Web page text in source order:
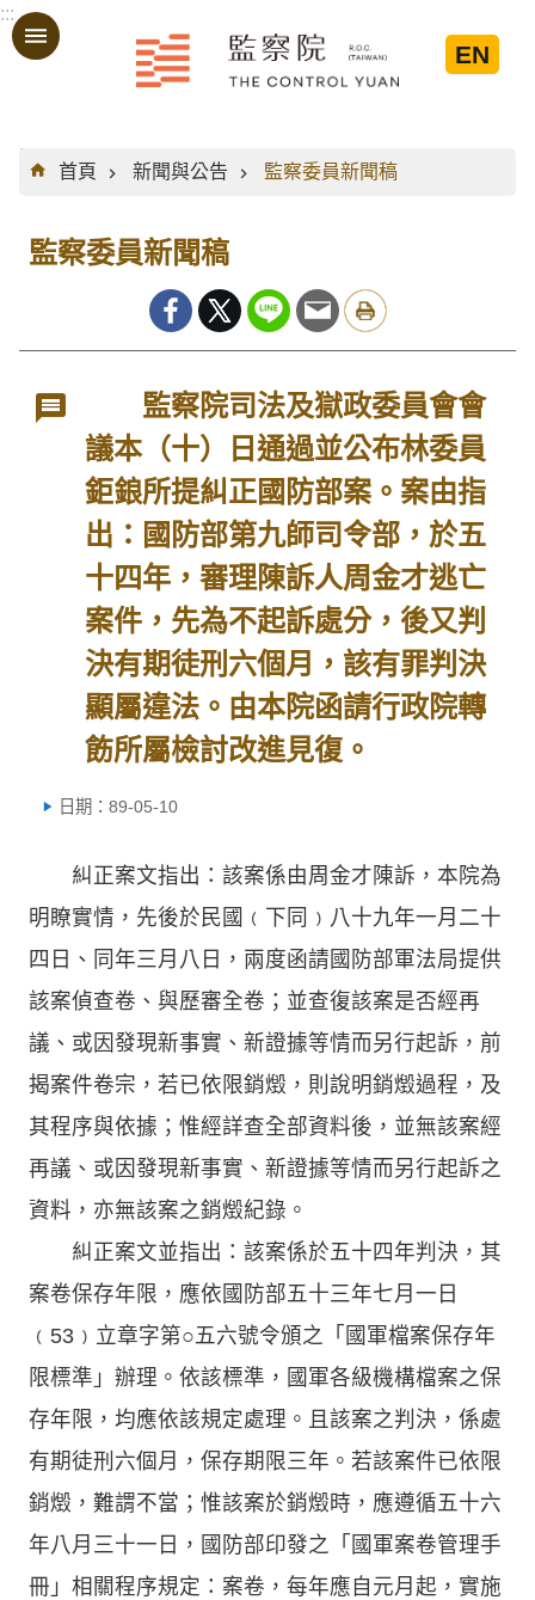
跳到主要內容區塊
:::
EN
:::
首頁
新聞與公告 監察委員新聞稿
監察委員新聞稿
監察院司法及獄政委員會會
議本（十）日通過並公布林委員
鉅鋃所提糾正國防部案。案由指
出：國防部第九師司令部，於五
十四年，審理陳訴人周金才逃亡
案件，先為不起訴處分，後又判
決有期徒刑六個月，該有罪判決
顯屬違法。由本院函請行政院轉
飭所屬檢討改進見復。
日期：89-05-10
糾正案文指出：該案係由周金才陳訴，本院為
明瞭實情，先後於民國﹙下同﹚八十九年一月二十
四日、同年三月八日，兩度函請國防部軍法局提供
該案偵查卷、與歷審全卷；並查復該案是否經再
議、或因發現新事實、新證據等情而另行起訴，前
揭案件卷宗，若已依限銷燬，則說明銷燬過程，及
其程序與依據；惟經詳查全部資料後，並無該案經
再議、或因發現新事實、新證據等情而另行起訴之
資料，亦無該案之銷燬紀錄。
糾正案文並指出：該案係於五十四年判決，其
案卷保存年限，應依國防部五十三年七月一日
﹙53﹚立章字第○五六號令頒之「國軍檔案保存年
限標準」辦理。依該標準，國軍各級機構檔案之保
存年限，均應依該規定處理。且該案之判決，係處
有期徒刑六個月，保存期限三年。若該案件已依限
銷燬，難謂不當；惟該案於銷燬時，應遵循五十六
年八月三十一日，國防部印發之「國軍案卷管理手
冊」相關程序規定：案卷，每年應自元月起，實施